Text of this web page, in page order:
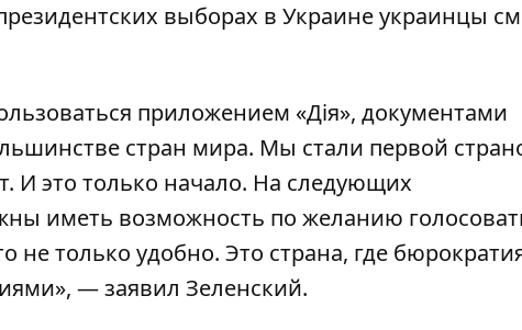
выборах в Украине украинцы
приложением «Дія», документами
стран мира. Мы стали первой
И это только начало. На следующих
иметь возможность по желанию
не только удобно. Это страна, где
— заявил Зеленский.